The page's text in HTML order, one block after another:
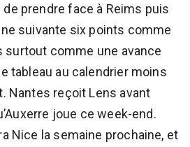
de prendre face à Reims puis
suivante six points comme
surtout comme une avance
tableau au calendrier moins
Nantes reçoit Lens avant
joue ce week-end.
Nice la semaine prochaine, et